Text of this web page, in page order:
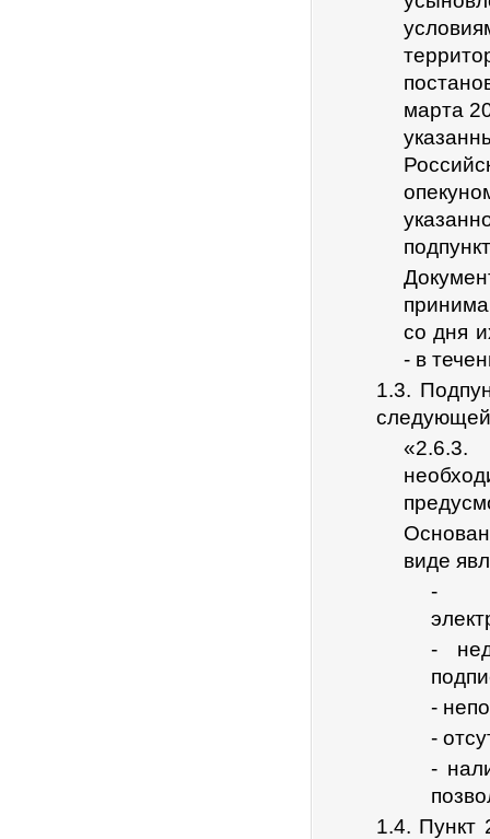
марта
со дня
- в
1.3.
«2.6.3.
виде
-
-
-
-
-
1.4. Пункт